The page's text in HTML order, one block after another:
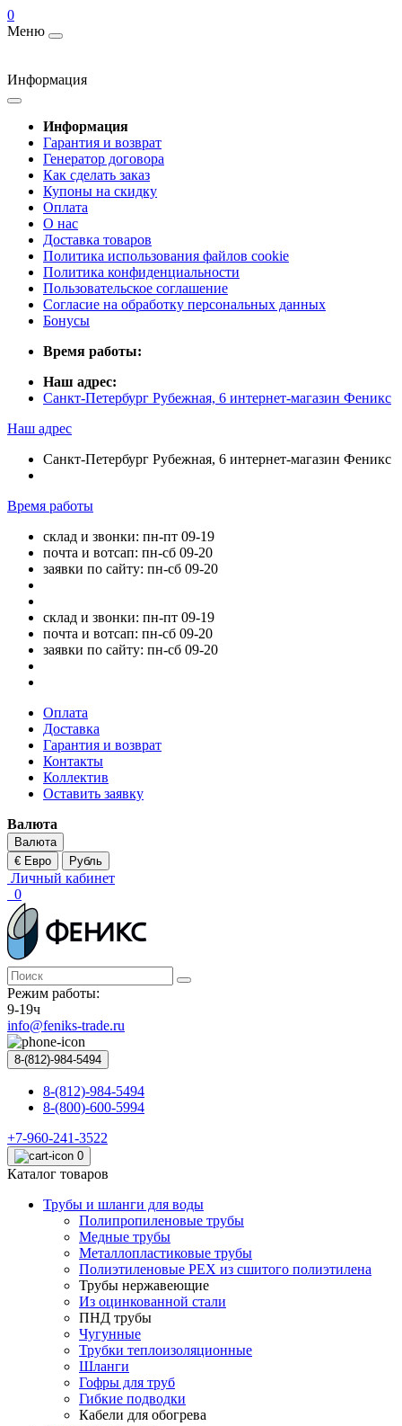
0
Меню
Информация
Информация
Гарантия и возврат
Генератор договора
Как сделать заказ
Купоны на скидку
Оплата
О нас
Доставка товаров
Политика использования файлов cookie
Политика конфиденциальности
Пользовательское соглашение
Согласие на обработку персональных данных
Бонусы
Время работы:
Наш адрес:
Санкт-Петербург Рубежная, 6 интернет-магазин Феникс
Наш адрес
Санкт-Петербург Рубежная, 6 интернет-магазин Феникс
Время работы
склад и звонки: пн-пт 09-19
почта и вотсап: пн-сб 09-20
заявки по сайту: пн-сб 09-20
склад и звонки: пн-пт 09-19
почта и вотсап: пн-сб 09-20
заявки по сайту: пн-сб 09-20
Оплата
Доставка
Гарантия и возврат
Контакты
Коллектив
Оставить заявку
Валюта
Валюта
€ Евро
Рубль
Личный кабинет
0
Режим работы:
9-19ч
info@feniks-trade.ru
8-(812)-984-5494
8-(812)-984-5494
8-(800)-600-5994
+7-960-241-3522
0
Каталог товаров
Трубы и шланги для воды
Полипропиленовые трубы
Медные трубы
Металлопластиковые трубы
Полиэтиленовые PEX из сшитого полиэтилена
Трубы нержавеющие
Из оцинкованной стали
ПНД трубы
Чугунные
Трубки теплоизоляционные
Шланги
Гофры для труб
Гибкие подводки
Кабели для обогрева